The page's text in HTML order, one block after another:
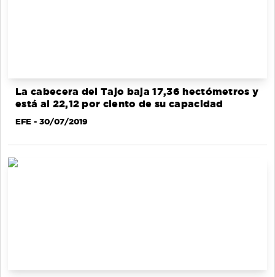
La cabecera del Tajo baja 17,36 hectómetros y
está al 22,12 por ciento de su capacidad
EFE - 30/07/2019